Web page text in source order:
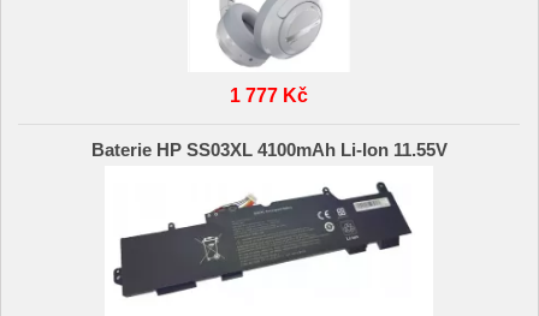
1 777 Kč
Baterie HP SS03XL 4100mAh Li-Ion 11.55V